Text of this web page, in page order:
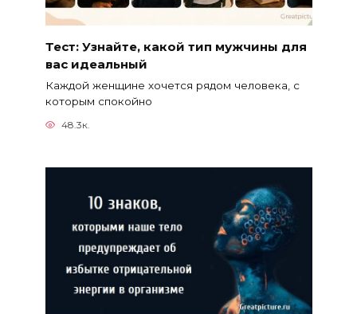
Тест: Узнайте, какой тип мужчины для
вас идеальный
Каждой женщине хочется рядом человека, с
которым спокойно
48.3к.